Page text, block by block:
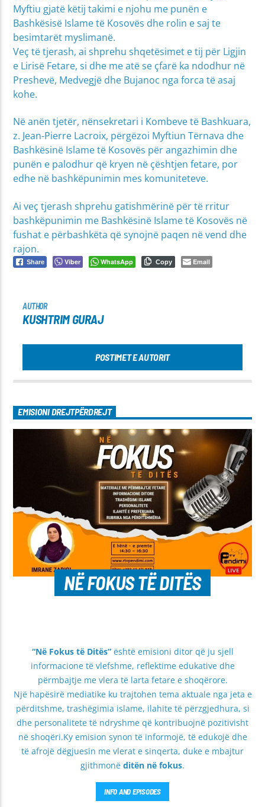
Myftiu gjatë këtij takimi e njohu me punën e
Bashkësisë Islame të Kosovës dhe rolin e saj te
besimtarët myslimanë.
Veç të tjerash, ai shprehu shqetësimet e tij për Ligjin
e Lirisë Fetare, si dhe me atë se çfarë ka ndodhur në
Preshevë, Medvegjë dhe Bujanoc nga forca të asaj
kohe.
Në anën tjetër, nënsekretari i Kombeve të Bashkuara,
z. Jean-Pierre Lacroix, përgëzoi Myftiun Tërnava dhe
Bashkësinë Islame të Kosovës për angazhimin dhe
punën e palodhur që kryen në çështjen fetare, por
edhe në bashkëpunimin mes komuniteteve.
Ai veç tjerash shprehu gatishmërinë për të rritur
bashkëpunimin me Bashkësinë Islame të Kosovës në
fushat e përbashkëta që synojnë paqen në vend dhe
rajon.
Share Viber WhatsApp Copy Email
AUTHOR
KUSHTRIM GURAJ
POSTIMET E AUTORIT
EMISIONI DREJTPËRDREJT
NË FOKUS TË DITËS
“Në Fokus të Ditës”është emisioni ditor që ju sjell
informacione të vlefshme, reflektime edukative dhe
përmbajtje me vlera të larta fetare e shoqërore.
Një hapësirë mediatike ku trajtohen tema aktuale nga jeta e
përditshme, trashëgimia islame, ilahite të përzgjedhura, si
dhe personalitete të ndryshme që kontribuojnë pozitivisht
në shoqëri.Ky emision synon të informojë, të edukojë dhe
të afrojë dëgjuesin me vlerat e sinqerta, duke e mbajtur
gjithmonë ditën në fokus.
INFO AND EPISODES